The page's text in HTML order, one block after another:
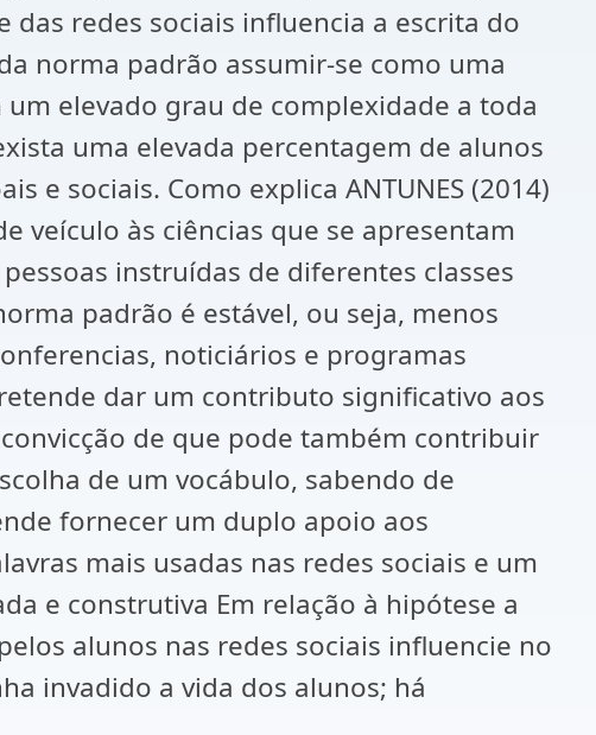
redes sociais influencia a escrita do
norma padrão assumir-se como uma
elevado grau de complexidade a toda
uma elevada percentagem de alunos
e sociais. Como explica ANTUNES (2014)
veículo às ciências que se apresentam
instruídas de diferentes classes
padrão é estável, ou seja, menos
noticiários e programas
dar um contributo significativo aos
de que pode também contribuir
de um vocábulo, sabendo de
fornecer um duplo apoio aos
mais usadas nas redes sociais e um
e construtiva Em relação à hipótese a
alunos nas redes sociais influencie no
invadido a vida dos alunos; há